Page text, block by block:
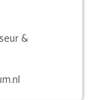
&